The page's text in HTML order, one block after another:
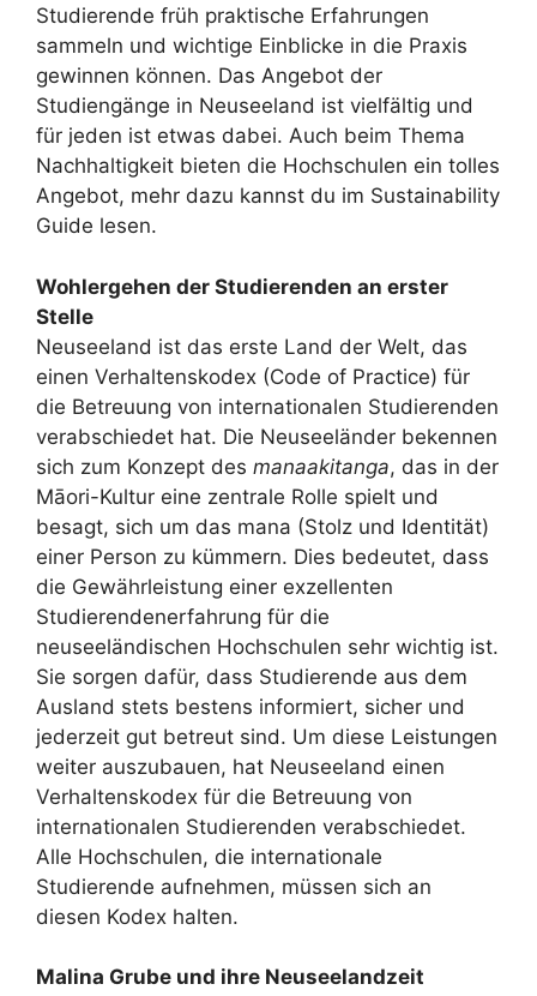
Studierende früh praktische Erfahrungen
sammeln und wichtige Einblicke in die Praxis
gewinnen können. Das Angebot der
Studiengänge in Neuseeland ist vielfältig und
für jeden ist etwas dabei. Auch beim Thema
Nachhaltigkeit bieten die Hochschulen ein tolles
Angebot, mehr dazu kannst du im Sustainability
Guide lesen.
Wohlergehen der Studierenden an erster
Stelle
Neuseeland ist das erste Land der Welt, das
einen Verhaltenskodex (Code of Practice) für
die Betreuung von internationalen Studierenden
verabschiedet hat. Die Neuseeländer bekennen
sich zum Konzept des manaakitanga, das in der
Māori-Kultur eine zentrale Rolle spielt und
besagt, sich um das mana (Stolz und Identität)
einer Person zu kümmern. Dies bedeutet, dass
die Gewährleistung einer exzellenten
Studierendenerfahrung für die
neuseeländischen Hochschulen sehr wichtig ist.
Sie sorgen dafür, dass Studierende aus dem
Ausland stets bestens informiert, sicher und
jederzeit gut betreut sind. Um diese Leistungen
weiter auszubauen, hat Neuseeland einen
Verhaltenskodex für die Betreuung von
internationalen Studierenden verabschiedet.
Alle Hochschulen, die internationale
Studierende aufnehmen, müssen sich an
diesen Kodex halten.
Malina Grube und ihre Neuseelandzeit